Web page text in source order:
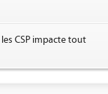
CSP impacte tout